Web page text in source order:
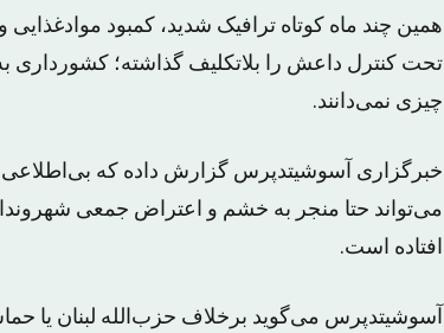
همین چند ماه کوتاه ترافیک شدید، کمبود
تحت کنترل داعش را بلاتکلیف‌ گذاشته؛ کشورداری
چیزی نمی‌دانند.
خبرگزاری آسوشیتدپرس گزارش داده که
می‌تواند حتا منجر به خشم و اعتراض جمعی
افتاده است.
آسوشیتدپرس می‌گوید برخلاف حزب‌الله لبنان یا